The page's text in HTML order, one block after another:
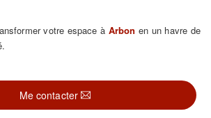
votre espace à Arbon en un havre de
Me contacter